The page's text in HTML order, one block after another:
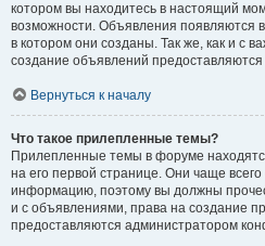
котором вы находитесь в настоящий
возможности. Объявления появляются
в котором они созданы. Так же, как и с
создание объявлений
Вернуться к началу
Что такое прилепленные темы?
Прилепленные темы в форуме
на его первой странице. Они чаще
информацию, поэтому вы должны
и с объявлениями, права на создание
предоставляются администратором